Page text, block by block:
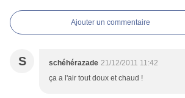
Ajouter un commentaire
S schéhérazade 21/12/2011 11:42
ça a l'air tout doux et chaud !